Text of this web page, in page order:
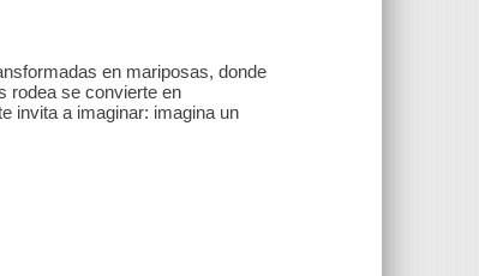
en mariposas, donde
rodea se convierte en
invita a imaginar: imagina un